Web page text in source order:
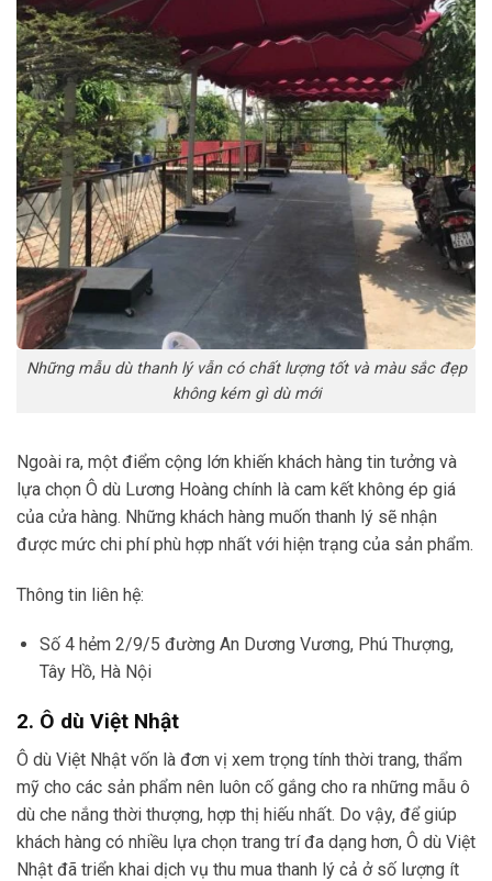
Những mẫu dù thanh lý vẫn có chất lượng tốt và màu sắc đẹp
không kém gì dù mới
Ngoài ra, một điểm cộng lớn khiến khách hàng tin tưởng và
lựa chọn Ô dù Lương Hoàng chính là cam kết không ép giá
của cửa hàng. Những khách hàng muốn thanh lý sẽ nhận
được mức chi phí phù hợp nhất với hiện trạng của sản phẩm.
Thông tin liên hệ:
Số 4 hẻm 2/9/5 đường An Dương Vương, Phú Thượng,
Tây Hồ, Hà Nội
2. Ô dù Việt Nhật
Ô dù Việt Nhật vốn là đơn vị xem trọng tính thời trang, thẩm
mỹ cho các sản phẩm nên luôn cố gắng cho ra những mẫu ô
dù che nắng thời thượng, hợp thị hiếu nhất. Do vậy, để giúp
khách hàng có nhiều lựa chọn trang trí đa dạng hơn, Ô dù Việt
Nhật đã triển khai dịch vụ thu mua thanh lý cả ở số lượng ít